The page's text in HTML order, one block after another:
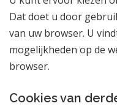
Dat doet u door
van uw browser. U
mogelijkheden op de
browser.
Cookies van